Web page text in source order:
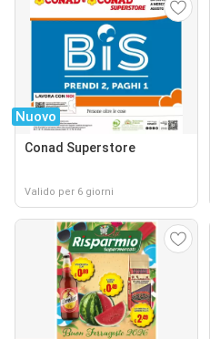
Nuovo
Conad Superstore
Valido per 6 giorni